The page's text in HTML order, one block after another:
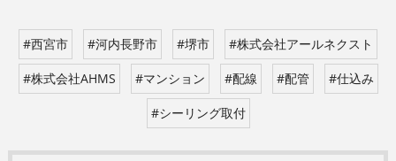
#西宮市 #河内長野市 #堺市 #株式会社アールネクスト
#株式会社AHMS #マンション #配線 #配管 #仕込み
#シーリング取付